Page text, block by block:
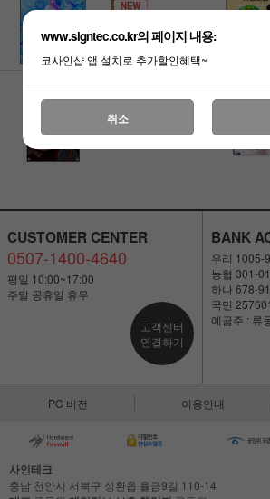
자석부착식 액자,
A3, 사인테크
28,000원
CUSTOMER CENTER
0507-1400-4640
평일 10:00~17:00
주말 공휴일 휴무
고객센터
연결하기
BANK
우리 1005-
농협 301-
하나 678-
국민
예금주 : 류
PC 버전 이용안내
사인테크
충남 천안시 서북구 성환읍 율금9길 110-14
www.signtec.co.kr의 페이지 내용:
코사인샵 앱 설치로 추가할인혜택~
취소